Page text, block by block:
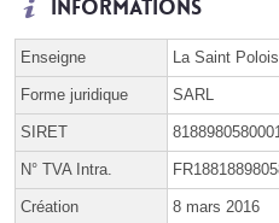
Informations
Enseigne La Saint
Forme juridique SARL
SIRET
N° TVA Intra.
Création 8 mars 2016